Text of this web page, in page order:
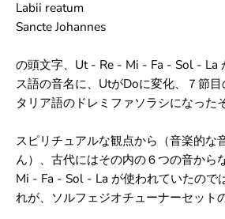
ュ
ー
セ
ッ
ト
６
入
ー
セ
ッ
６
入
Labii reatum
Sancte Johannes
の頭文字、Ut - Re - Mi - Fa - Sol - La
ス語の音名に、UtがDoに変化、７節目
タリア語のドレミファソラシになった
スピリチュアルな観点から（音楽的な
ん）、古代にはその内の６つの音から
Mi - Fa - Sol - La が使われていたので
れが、ソルフェジオチューナーセット